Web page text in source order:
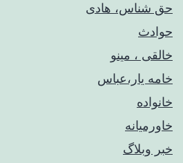
حق شناس، هادی
حوادث
خالقی ، مینو
خامه یار،عباس
خانواده
خاورمیانه
خبر وبلاگ